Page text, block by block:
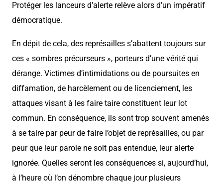
Protéger les lanceurs d’alerte relève alors d’un impératif
démocratique.
En dépit de cela, des représailles s’abattent toujours sur
ces « sombres précurseurs », porteurs d’une vérité qui
dérange. Victimes d’intimidations ou de poursuites en
diffamation, de harcèlement ou de licenciement, les
attaques visant à les faire taire constituent leur lot
commun. En conséquence, ils sont trop souvent amenés
à se taire par peur de faire l’objet de représailles, ou par
peur que leur parole ne soit pas entendue, leur alerte
ignorée. Quelles seront les conséquences si, aujourd’hui,
à l’heure où l’on dénombre chaque jour plusieurs